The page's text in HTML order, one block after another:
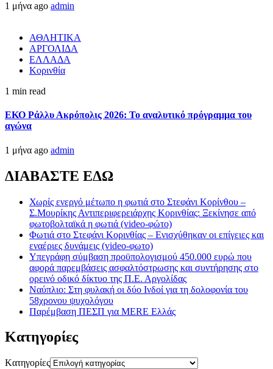
1 μήνα ago admin
ΑΘΛΗΤΙΚΑ
ΑΡΓΟΛΙΔΑ
ΕΛΛΑΔΑ
Κορινθία
1 min read
ΕΚΟ Ράλλυ Ακρόπολις 2026: Το αναλυτικό πρόγραμμα του
αγώνα
1 μήνα ago admin
ΔΙΑΒΑΣΤΕ ΕΔΩ
Χωρίς ενεργό μέτωπο η φωτιά στο Στεφάνι Κορίνθου –
Σ.Μουρίκης Αντιπεριφερειάρχης Κορινθίας: Ξεκίνησε από
φωτοβολταϊκά η φωτιά (video-φώτο)
Φωτιά στο Στεφάνι Κορινθίας – Ενισχύθηκαν οι επίγειες και
εναέριες δυνάμεις (video-φωτο)
Υπεγράφη σύμβαση προϋπολογισμού 450.000 ευρώ που
αφορά παρεμβάσεις ασφαλτόστρωσης και συντήρησης στο
ορεινό οδικό δίκτυο της Π.Ε. Αργολίδας
Ναύπλιο: Στη φυλακή οι δύο Ινδοί για τη δολοφονία του
58χρονου ψυχολόγου
Παρέμβαση ΠΕΣΠ για MERE Ελλάς
Kατηγορίες
Kατηγορίες